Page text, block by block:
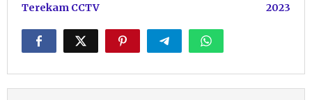
Terekam CCTV
2023